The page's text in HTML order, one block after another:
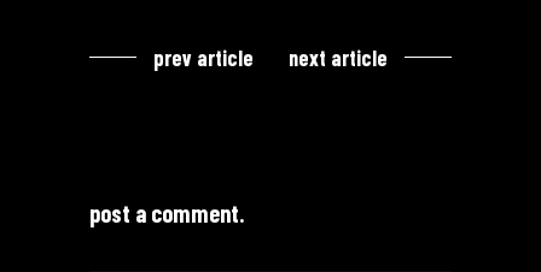
prev article next article
post a comment.